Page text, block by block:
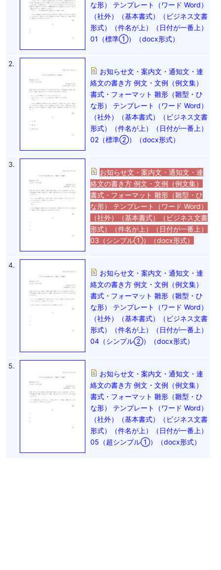
な形） テンプレート（ワード Word）
（社外）（基本書式）（ビジネス文書
形式）（件名が上）（日付が一番上）
01（標準①）（docx形式）
2.
お知らせ文・案内文・通知文・連
絡文の書き方 例文・文例（例文集）
書式・フォーマット 雛形（雛型・ひ
な形） テンプレート（ワード Word）
（社外）（基本書式）（ビジネス文書
形式）（件名が上）（日付が一番上）
02（標準②）（docx形式）
3.
お知らせ文・案内文・通知文・連
絡文の書き方 例文・文例（例文集）
書式・フォーマット 雛形（雛型・ひ
な形） テンプレート（ワード Word）
（社外）（基本書式）（ビジネス文書
形式）（件名が上）（日付が一番上）
03（シンプル①）（docx形式）
4.
お知らせ文・案内文・通知文・連
絡文の書き方 例文・文例（例文集）
書式・フォーマット 雛形（雛型・ひ
な形） テンプレート（ワード Word）
（社外）（基本書式）（ビジネス文書
形式）（件名が上）（日付が一番上）
04（シンプル②）（docx形式）
5.
お知らせ文・案内文・通知文・連
絡文の書き方 例文・文例（例文集）
書式・フォーマット 雛形（雛型・ひ
な形） テンプレート（ワード Word）
（社外）（基本書式）（ビジネス文書
形式）（件名が上）（日付が一番上）
05（超シンプル①）（docx形式）